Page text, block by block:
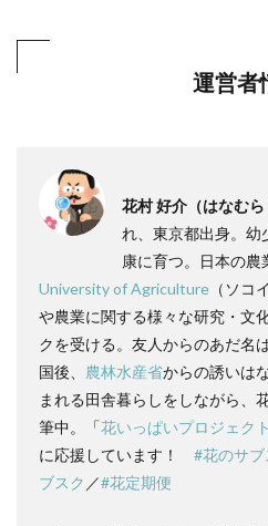
運営者
花村 好介（はなむら
れ、東京都出身。幼
康に育つ。日本の農
University of Agriculture （ソコ
や農業に関する様々な研究・文
クを受ける。友人からのあだ名
国後、 農林水産省からの誘いは
まれる田舎暮らしをしながら、
筆中。「花いっぱいプロジェクト
に応援しています！ #花のサブ
ブスク ／#花定期便